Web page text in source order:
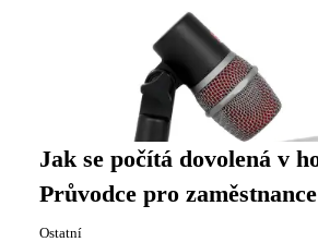
Jak se počítá dovolená v
Průvodce pro zaměstnance
Ostatní